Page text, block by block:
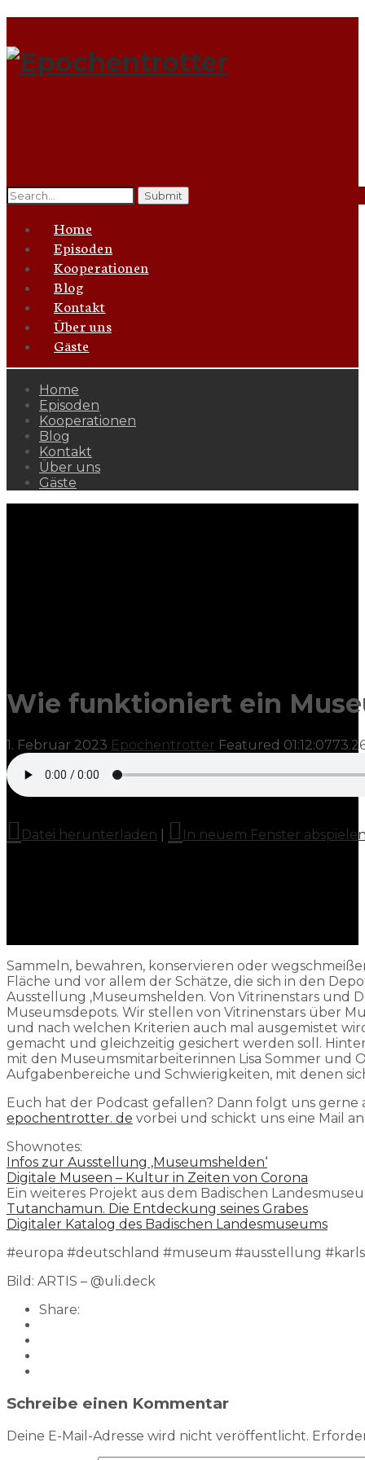
Search
for:
Home
Episoden
Kooperationen
Blog
Kontakt
Über uns
Gäste
Home
Episoden
Kooperationen
Blog
Kontakt
Über uns
Gäste
Wie funktioniert ein
1. Februar 2023 Epochentrotter Featured 01:12:07
Datei herunterladen In neuem Fenster
Sammeln, bewahren, konservieren oder
Fläche und vor allem der Schätze, die sich in den
Ausstellung ‚Museumshelden. Von Vitrinenstars und
Museumsdepots. Wir stellen von Vitrinenstars über
und nach welchen Kriterien auch mal ausgemistet
gemacht und gleichzeitig gesichert werden soll.
mit den Museumsmitarbeiterinnen Lisa Sommer
Aufgabenbereiche und Schwierigkeiten, mit denen
Euch hat der Podcast gefallen? Dann folgt uns gerne
epochentrotter. de vorbei und schickt uns eine Mail
Shownotes:
Infos zur Ausstellung ‚Museumshelden‘
Digitale Museen – Kultur in Zeiten von Corona
Ein weiteres Projekt aus dem Badischen
Tutanchamun. Die Entdeckung seines Grabes
Digitaler Katalog des Badischen Landesmuseums
#europa #deutschland #museum #ausstellung
Bild: ARTIS – @uli.deck
Share:
Schreibe einen Kommentar
Deine E-Mail-Adresse wird nicht veröffentlicht.